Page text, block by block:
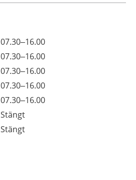
07.30–16.00
07.30–16.00
07.30–16.00
07.30–16.00
07.30–16.00
Stängt
Stängt